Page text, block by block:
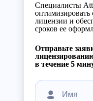
Специалисты
оптимизировать
лицензии и
сроков ее
Отправьте
в течение 5